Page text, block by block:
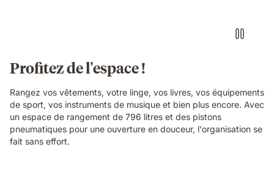
Profitez de l'espace !
Rangez vos vêtements, votre linge, vos livres, vos équipements
de sport, vos instruments de musique et bien plus encore. Avec
un espace de rangement de 796 litres et des pistons
pneumatiques pour une ouverture en douceur, l'organisation se
fait sans effort.